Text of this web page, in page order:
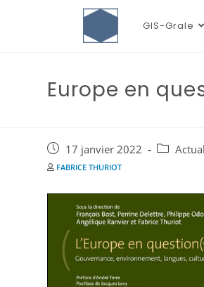
GIS-Grale
Europe en
17 janvier 2022
FABRICE THURIOT